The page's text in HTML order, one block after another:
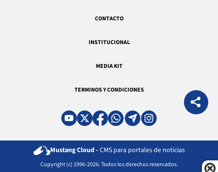
CONTACTO
INSTITUCIONAL
MEDIA KIT
TERMINOS Y CONDICIONES
Mustang Cloud - CMS para portales de noticias
Copyright (c) 1996-2026. Todos los derechos reservados.